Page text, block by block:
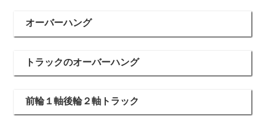
オーバーハング
トラックのオーバーハング
前輪１軸後輪２軸トラック